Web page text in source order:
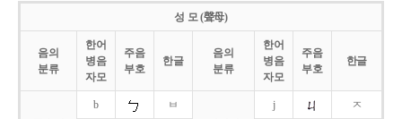
성 모 (聲母)
음의
분류
한어
병음
자모
주음
부호
한글
음의
분류
한어
병음
자모
주음
부호
한글
b
ㅂ
j ㅈ